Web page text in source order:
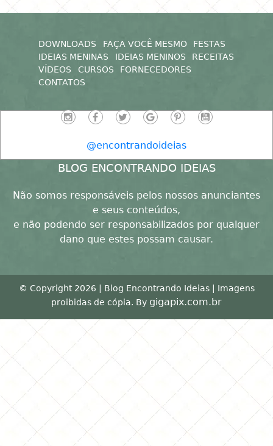
DOWNLOADS FAÇA VOCÊ MESMO
FESTAS
IDEIAS MENINAS
IDEIAS MENINOS
RECEITAS
VÍDEOS
CURSOS
FORNECEDORES
CONTATOS
@encontrandoideias
BLOG ENCONTRANDO IDEIAS
Não somos responsáveis pelos nossos anunciantes
e seus conteúdos,
e não podendo ser responsabilizados por qualquer
dano que estes possam causar.
© Copyright 2026 | Blog Encontrando Ideias | Imagens
proibidas de cópia. By gigapix.com.br